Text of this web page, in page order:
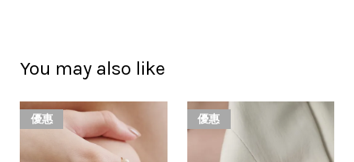
You may also like
優惠 優惠